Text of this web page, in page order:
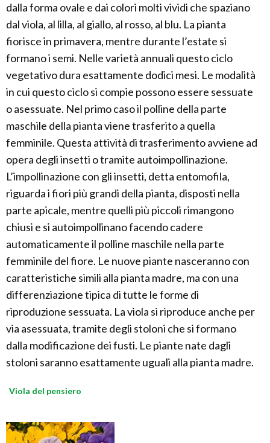
dalla forma ovale e dai colori molti vividi che spaziano
dal viola, al lilla, al giallo, al rosso, al blu. La pianta
fiorisce in primavera, mentre durante l’estate si
formano i semi. Nelle varietà annuali questo ciclo
vegetativo dura esattamente dodici mesi. Le modalità
in cui questo ciclo si compie possono essere sessuate
o asessuate. Nel primo caso il polline della parte
maschile della pianta viene trasferito a quella
femminile. Questa attività di trasferimento avviene ad
opera degli insetti o tramite autoimpollinazione.
L’impollinazione con gli insetti, detta entomofila,
riguarda i fiori più grandi della pianta, disposti nella
parte apicale, mentre quelli più piccoli rimangono
chiusi e si autoimpollinano facendo cadere
automaticamente il polline maschile nella parte
femminile del fiore. Le nuove piante nasceranno con
caratteristiche simili alla pianta madre, ma con una
differenziazione tipica di tutte le forme di
riproduzione sessuata. La viola si riproduce anche per
via asessuata, tramite degli stoloni che si formano
dalla modificazione dei fusti. Le piante nate dagli
stoloni saranno esattamente uguali alla pianta madre.
Viola del pensiero